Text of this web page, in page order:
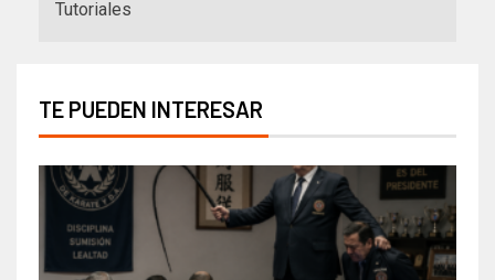
Tutoriales
TE PUEDEN INTERESAR